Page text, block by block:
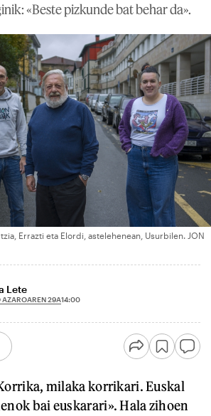
«Beste pizkunde bat behar da».
Errazti eta Elordi, astelehenean, Usurbilen. JON
Lete
29A14:00
milaka korrikari. Euskal
bai euskarari». Hala zihoen